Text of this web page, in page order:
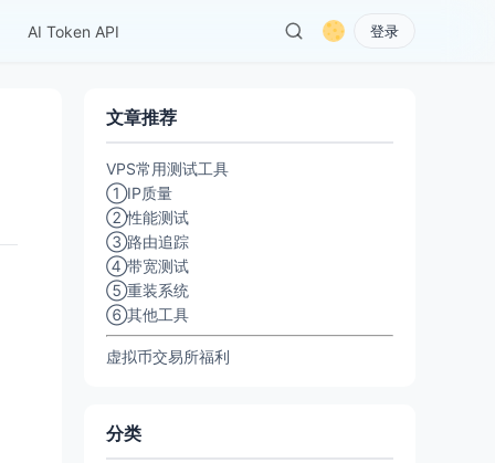
AI Token API 登录
文章推荐
VPS常用测试工具
①IP质量
②性能测试
③路由追踪
④带宽测试
⑤重装系统
⑥其他工具
虚拟币交易所福利
分类